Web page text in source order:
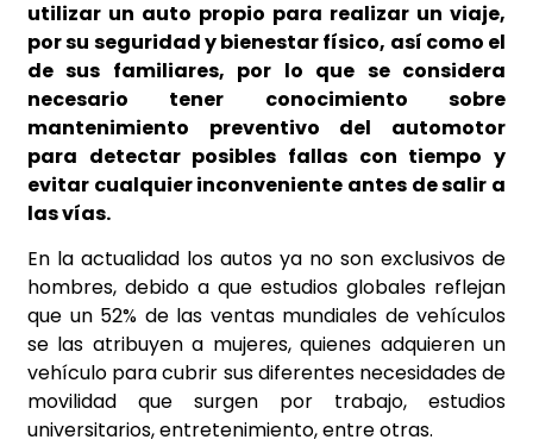
utilizar un auto propio para realizar un viaje,
por su seguridad y bienestar físico, así como el
de sus familiares, por lo que se considera
necesario tener conocimiento sobre
mantenimiento preventivo del automotor
para detectar posibles fallas con tiempo y
evitar cualquier inconveniente antes de salir a
las vías.
En la actualidad los autos ya no son exclusivos de
hombres, debido a que estudios globales reflejan
que un 52% de las ventas mundiales de vehículos
se las atribuyen a mujeres, quienes adquieren un
vehículo para cubrir sus diferentes necesidades de
movilidad que surgen por trabajo, estudios
universitarios, entretenimiento, entre otras.